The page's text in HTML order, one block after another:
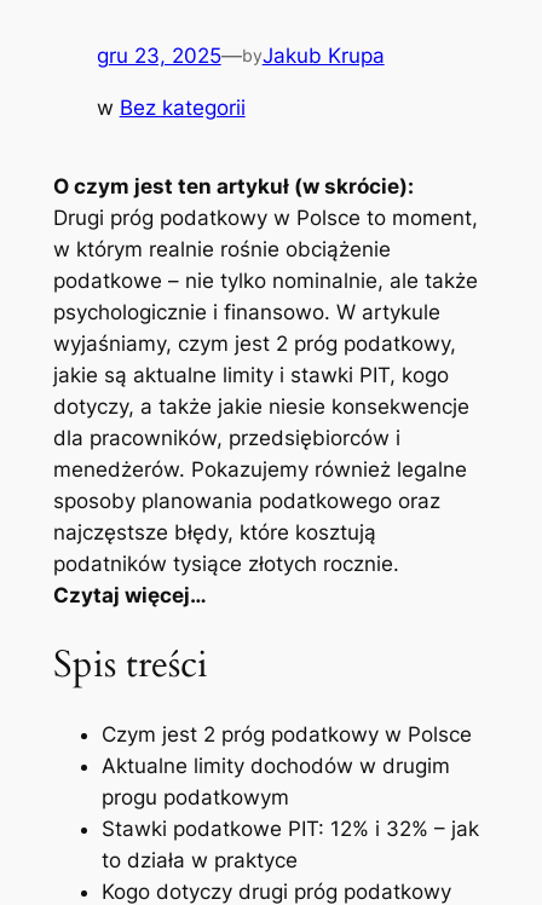
gru 23, 2025—byJakub Krupa
w Bez kategorii
O czym jest ten artykuł (w skrócie):
Drugi próg podatkowy w Polsce to moment,
w którym realnie rośnie obciążenie
podatkowe – nie tylko nominalnie, ale także
psychologicznie i finansowo. W artykule
wyjaśniamy, czym jest 2 próg podatkowy,
jakie są aktualne limity i stawki PIT, kogo
dotyczy, a także jakie niesie konsekwencje
dla pracowników, przedsiębiorców i
menedżerów. Pokazujemy również legalne
sposoby planowania podatkowego oraz
najczęstsze błędy, które kosztują
podatników tysiące złotych rocznie.
Czytaj więcej…
Spis treści
Czym jest 2 próg podatkowy w Polsce
Aktualne limity dochodów w drugim
progu podatkowym
Stawki podatkowe PIT: 12% i 32% – jak
to działa w praktyce
Kogo dotyczy drugi próg podatkowy